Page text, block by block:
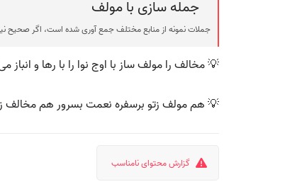
جمله سازی با مولف
جملات نمونه از منابع مختلف جمع آوری شده است، اگر صحیح
💡 مخالف را مولف ساز با اوج نوا را با رها و انباز
💡 هم مولف زتو برسفره نعمت بسرور هم مخالف
گزارش محتوای نامناسب